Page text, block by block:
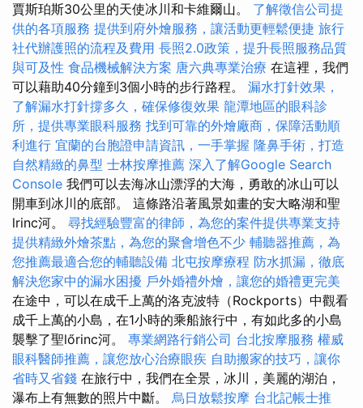
賈斯珀斯30公里的天使冰川和卡維爾山。 了解徵信公司提
供的各項服務 提供到府外燴服務，讓活動更輕鬆便捷 旅行
社代辦護照的流程及費用 長照2.0政策，提升長照服務品質
與可及性 食品機械解決方案 唐六典專業治療 在這裡，我們
可以藉助40分鐘到3個小時的步行路程。 漏水打針效果，
了解漏水打針撐多久，確保修復效果 龍潭地區的眼科診
所，提供專業眼科服務 找到可靠的外燴廠商，保障活動順
利進行 宜蘭的台胞證申請資訊，一手掌握 隆鼻手術，打造
自然精緻的鼻型 士林按摩推薦 深入了解Google Search
Console 我們可以去海冰山漂浮的大海，勇敢的冰山可以
開車到冰川的底部。 這條路沿著風景如畫的安大略湖和聖
lrinc河。 尋找經驗豐富的律師，為您的案件提供專業支持
提供精緻外燴茶點，為您的聚會增色不少 輔聽器推薦，為
您推薦最適合您的輔聽設備 北屯按摩療程 防水抓漏，徹底
解決您家中的漏水困擾 戶外婚禮外燴，讓您的婚禮更完美
在途中，可以在成千上萬的洛克波特（Rockports）中觀看
成千上萬的小島，在1小時的乘船旅行中，有如此多的小島
襲擊了聖lőrinc河。 專業網路行銷公司 台北按摩服務 權威
眼科醫師推薦，讓您放心治療眼疾 自助搬家的技巧，讓你
省時又省錢 在旅行中，我們在全景，冰川，美麗的湖泊，
瀑布上有無數的照片中斷。 烏日放鬆按摩 台北記帳士推